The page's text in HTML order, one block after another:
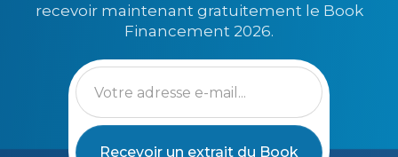
recevoir maintenant gratuitement le Book
Financement 2026.